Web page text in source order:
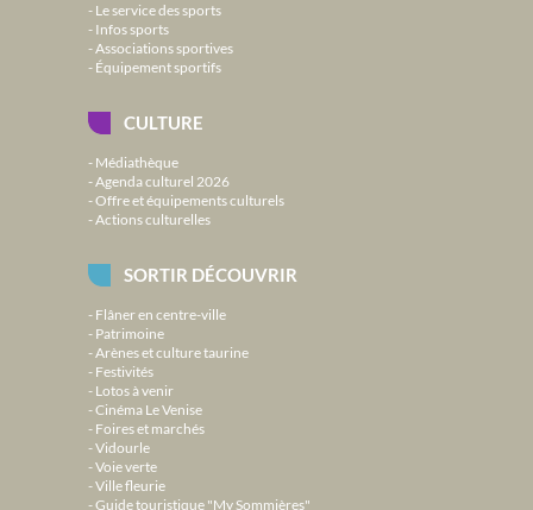
Le service des sports
Infos sports
Associations sportives
Équipement sportifs
CULTURE
Médiathèque
Agenda culturel 2026
Offre et équipements culturels
Actions culturelles
SORTIR DÉCOUVRIR
Flâner en centre-ville
Patrimoine
Arènes et culture taurine
Festivités
Lotos à venir
Cinéma Le Venise
Foires et marchés
Vidourle
Voie verte
Ville fleurie
Guide touristique "My Sommières"